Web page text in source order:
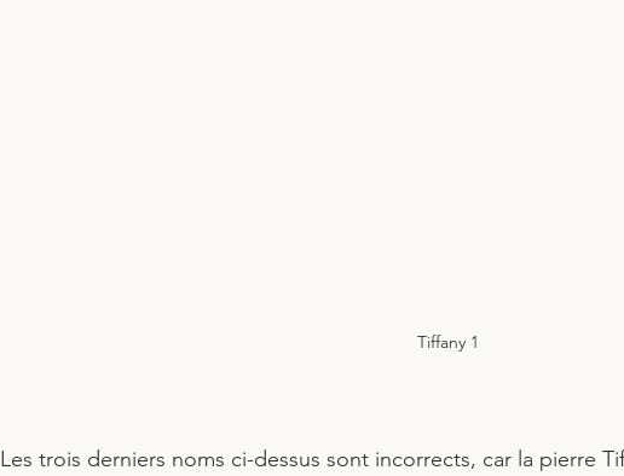
Tiffany 1
Les trois derniers noms ci-dessus sont incorrects, car la pierre